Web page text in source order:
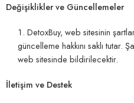
Değişiklikler ve Güncellemeler
DetoxBuy, web sitesinin
güncelleme hakkını saklı tutar.
web sitesinde bildirilecektir.
İletişim ve Destek